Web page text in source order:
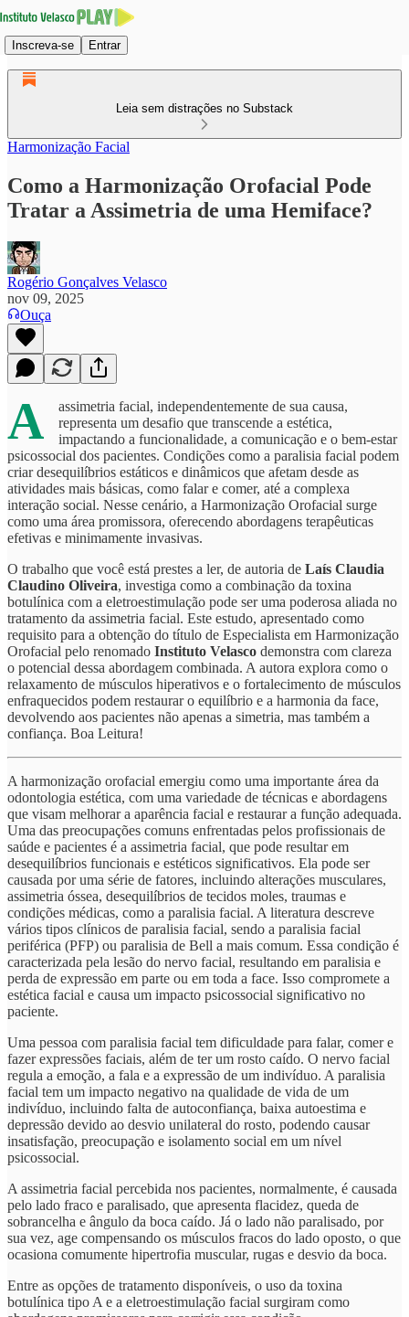
Inscreva-se Entrar
Leia sem distrações no Substack
Harmonização Facial
Como a Harmonização Orofacial Pode
Tratar a Assimetria de uma Hemiface?
Rogério Gonçalves Velasco
nov 09, 2025
Ouça
A
assimetria facial, independentemente de sua causa,
representa um desafio que transcende a estética,
impactando a funcionalidade, a comunicação e o bem-estar
psicossocial dos pacientes. Condições como a paralisia facial podem
criar desequilíbrios estáticos e dinâmicos que afetam desde as
atividades mais básicas, como falar e comer, até a complexa
interação social. Nesse cenário, a Harmonização Orofacial surge
como uma área promissora, oferecendo abordagens terapêuticas
efetivas e minimamente invasivas.
O trabalho que você está prestes a ler, de autoria de Laís Claudia
Claudino Oliveira, investiga como a combinação da toxina
botulínica com a eletroestimulação pode ser uma poderosa aliada no
tratamento da assimetria facial. Este estudo, apresentado como
requisito para a obtenção do título de Especialista em Harmonização
Orofacial pelo renomado Instituto Velasco demonstra com clareza
o potencial dessa abordagem combinada. A autora explora como o
relaxamento de músculos hiperativos e o fortalecimento de músculos
enfraquecidos podem restaurar o equilíbrio e a harmonia da face,
devolvendo aos pacientes não apenas a simetria, mas também a
confiança. Boa Leitura!
A harmonização orofacial emergiu como uma importante área da
odontologia estética, com uma variedade de técnicas e abordagens
que visam melhorar a aparência facial e restaurar a função adequada.
Uma das preocupações comuns enfrentadas pelos profissionais de
saúde e pacientes é a assimetria facial, que pode resultar em
desequilíbrios funcionais e estéticos significativos. Ela pode ser
causada por uma série de fatores, incluindo alterações musculares,
assimetria óssea, desequilíbrios de tecidos moles, traumas e
condições médicas, como a paralisia facial. A literatura descreve
vários tipos clínicos de paralisia facial, sendo a paralisia facial
periférica (PFP) ou paralisia de Bell a mais comum. Essa condição é
caracterizada pela lesão do nervo facial, resultando em paralisia e
perda de expressão em parte ou em toda a face. Isso compromete a
estética facial e causa um impacto psicossocial significativo no
paciente.
Uma pessoa com paralisia facial tem dificuldade para falar, comer e
fazer expressões faciais, além de ter um rosto caído. O nervo facial
regula a emoção, a fala e a expressão de um indivíduo. A paralisia
facial tem um impacto negativo na qualidade de vida de um
indivíduo, incluindo falta de autoconfiança, baixa autoestima e
depressão devido ao desvio unilateral do rosto, podendo causar
insatisfação, preocupação e isolamento social em um nível
psicossocial.
A assimetria facial percebida nos pacientes, normalmente, é causada
pelo lado fraco e paralisado, que apresenta flacidez, queda de
sobrancelha e ângulo da boca caído. Já o lado não paralisado, por
sua vez, age compensando os músculos fracos do lado oposto, o que
ocasiona comumente hipertrofia muscular, rugas e desvio da boca.
Entre as opções de tratamento disponíveis, o uso da toxina
botulínica tipo A e a eletroestimulação facial surgiram como